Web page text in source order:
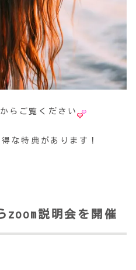
からご覧ください
な特典があります！
説明会を開催